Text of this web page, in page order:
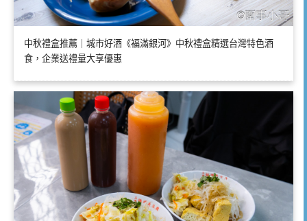
中秋禮盒推薦｜城市好酒《福滿銀河》中秋禮盒精選台灣特色酒
食，企業送禮量大享優惠